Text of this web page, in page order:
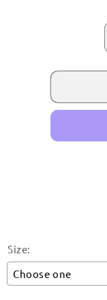
Size:
Choose one